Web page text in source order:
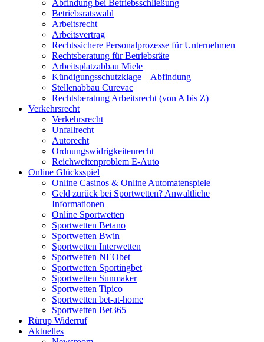
Abfindung bei Betriebsschließung
Betriebsratswahl
Arbeitsrecht
Arbeitsvertrag
Rechtssichere Personalprozesse für Unternehmen
Rechtsberatung für Betriebsräte
Arbeitsplatzabbau Miele
Kündigungsschutzklage – Abfindung
Stellenabbau Curevac
Rechtsberatung Arbeitsrecht (von A bis Z)
Verkehrsrecht
Verkehrsrecht
Unfallrecht
Autorecht
Ordnungswidrigkeitenrecht
Reichweitenproblem E-Auto
Online Glücksspiel
Online Casinos & Online Automatenspiele
Geld zurück bei Sportwetten? Anwaltliche
Informationen
Online Sportwetten
Sportwetten Betano
Sportwetten Bwin
Sportwetten Interwetten
Sportwetten NEObet
Sportwetten Sportingbet
Sportwetten Sunmaker
Sportwetten Tipico
Sportwetten bet-at-home
Sportwetten Bet365
Rürup Widerruf
Aktuelles